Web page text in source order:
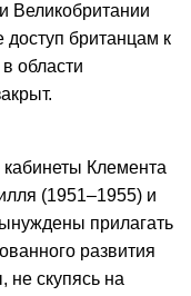
Великобритании
доступ британцам к
области
Клемента
(1951–1955) и
прилагать
развития
не скупясь на